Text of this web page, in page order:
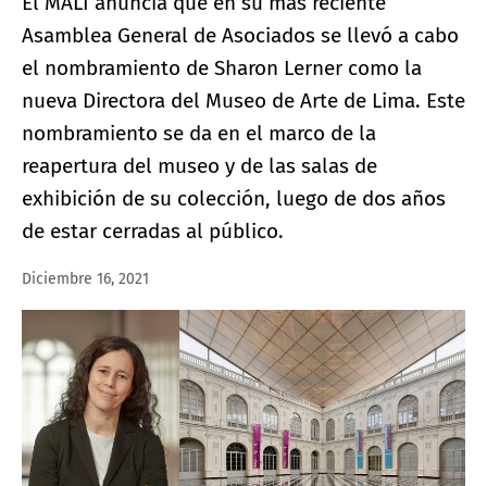
Asamblea General de Asociados se llevó a cabo
el nombramiento de Sharon Lerner como la
nueva Directora del Museo de Arte de Lima. Este
nombramiento se da en el marco de la
reapertura del museo y de las salas de
exhibición de su colección, luego de dos años
de estar cerradas al público.
Diciembre 16, 2021